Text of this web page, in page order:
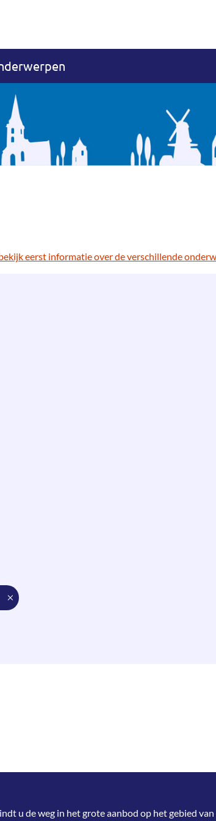
eerst informatie over de verschillende
u de weg in het grote aanbod op het gebied van